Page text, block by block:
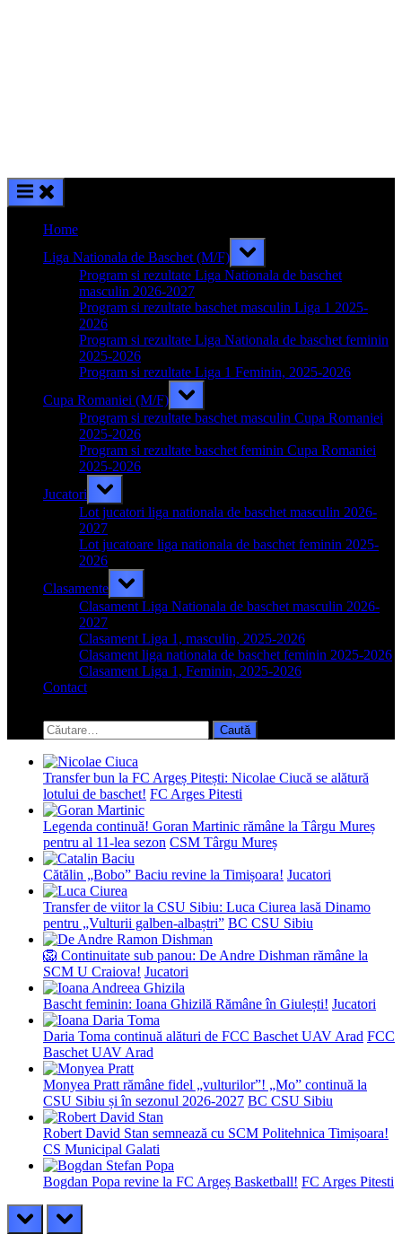
Home
Liga Nationala de Baschet (M/F)
Toggle
sub-
menu
Program si rezultate Liga Nationala de baschet
masculin 2026-2027
Program si rezultate baschet masculin Liga 1 2025-
2026
Program si rezultate Liga Nationala de baschet feminin
2025-2026
Program si rezultate Liga 1 Feminin, 2025-2026
Cupa Romaniei (M/F)
Toggle
sub-
menu
Program si rezultate baschet masculin Cupa Romaniei
2025-2026
Program si rezultate baschet feminin Cupa Romaniei
2025-2026
Jucatori
Toggle
sub-
menu
Lot jucatori liga nationala de baschet masculin 2026-
2027
Lot jucatoare liga nationala de baschet feminin 2025-
2026
Clasamente
Toggle
sub-
menu
Clasament Liga Nationala de baschet masculin 2026-
2027
Clasament Liga 1, masculin, 2025-2026
Clasament liga nationala de baschet feminin 2025-2026
Clasament Liga 1, Feminin, 2025-2026
Contact
search
form
Caută
după:
Transfer bun la FC Argeș Pitești: Nicolae Ciucă se alătură
lotului de baschet! FC Arges Pitesti
Legenda continuă! Goran Martinic rămâne la Târgu Mureș
pentru al 11-lea sezon CSM Târgu Mureș
Cătălin „Bobo” Baciu revine la Timișoara! Jucatori
Transfer de viitor la CSU Sibiu: Luca Ciurea lasă Dinamo
pentru „Vulturii galben-albaștri” BC CSU Sibiu
🦁 Continuitate sub panou: De Andre Dishman rămâne la
SCM U Craiova! Jucatori
Bascht feminin: Ioana Ghizilă Rămâne în Giulești! Jucatori
Daria Toma continuă alături de FCC Baschet UAV Arad FCC
Baschet UAV Arad
Monyea Pratt rămâne fidel „vulturilor”! „Mo” continuă la
CSU Sibiu și în sezonul 2026-2027 BC CSU Sibiu
Robert David Stan semnează cu SCM Politehnica Timișoara!
CS Municipal Galati
Bogdan Popa revine la FC Argeș Basketball! FC Arges Pitesti
prev next